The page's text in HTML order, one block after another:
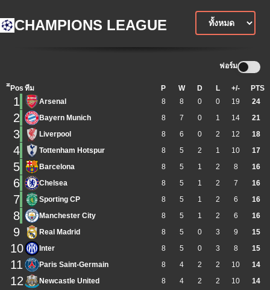
CHAMPIONS LEAGUE
ฟอร์ม
ิีPos ทีม P W D L +/- PTS
1 Arsenal 8 8 0 0 19 24
2 Bayern Munich 8 7 0 1 14 21
3 Liverpool 8 6 0 2 12 18
4 Tottenham Hotspur 8 5 2 1 10 17
5 Barcelona 8 5 1 2 8 16
6 Chelsea 8 5 1 2 7 16
7 Sporting CP 8 5 1 2 6 16
8 Manchester City 8 5 1 2 6 16
9 Real Madrid 8 5 0 3 9 15
10 Inter 8 5 0 3 8 15
11 Paris Saint-Germain 8 4 2 2 10 14
12 Newcastle United 8 4 2 2 10 14